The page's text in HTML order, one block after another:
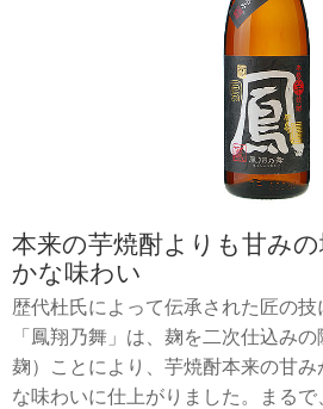
本来の芋焼酎よりも甘み
かな味わい
歴代杜氏によって伝承された匠の
「鳳翔乃舞」は、麹を二次仕込み
麹）ことにより、芋焼酎本来の甘
な味わいに仕上がりました。まる